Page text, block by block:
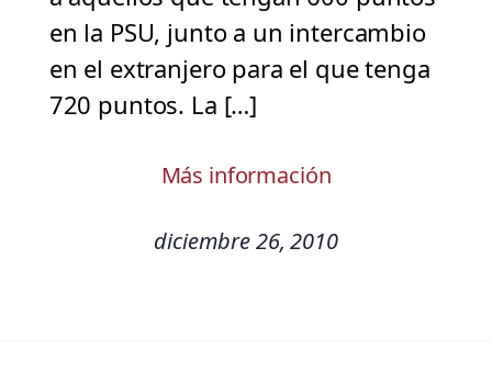
en la PSU, junto a un intercambio
en el extranjero para el que tenga
720 puntos. La […]
Más información
diciembre 26, 2010